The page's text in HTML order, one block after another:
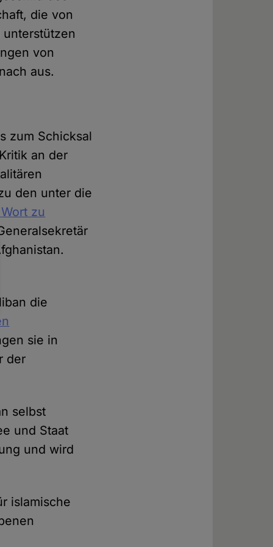
die von
von
aus.
zum Schicksal
an der
den unter die
zu
die
sie in
der
selbst
und Staat
und wird
islamische